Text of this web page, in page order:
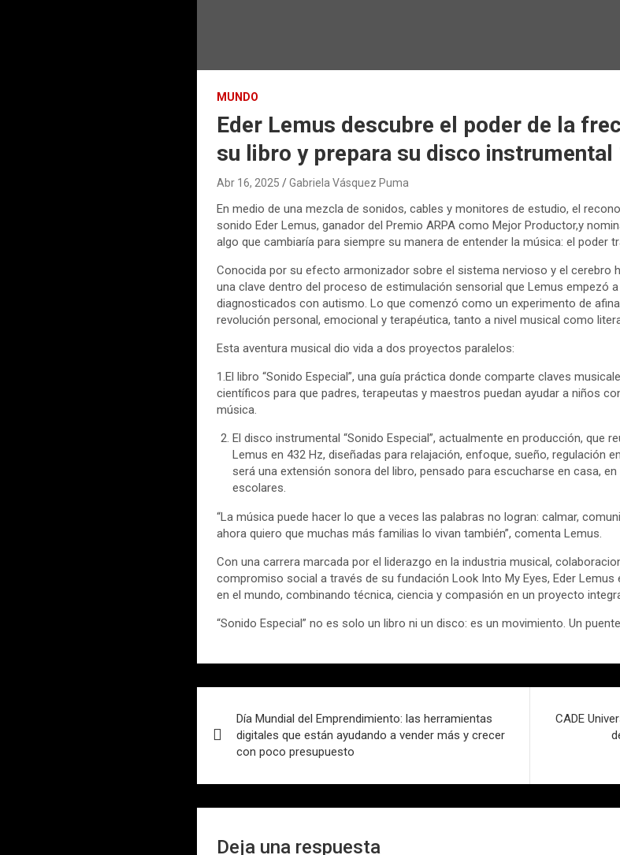
MUNDO
Eder Lemus descubre el poder de la
su libro y prepara su disco instrumental
Abr 16, 2025 Gabriela Vásquez Puma
En medio de una mezcla de sonidos, cables y monitores de estudio, el
sonido Eder Lemus, ganador del Premio ARPA como Mejor Productor,y
algo que cambiaría para siempre su manera de entender la música: el poder
Conocida por su efecto armonizador sobre el sistema nervioso y el cerebro
una clave dentro del proceso de estimulación sensorial que Lemus empezó
diagnosticados con autismo. Lo que comenzó como un experimento de
revolución personal, emocional y terapéutica, tanto a nivel musical como
Esta aventura musical dio vida a dos proyectos paralelos:
1.El libro “Sonido Especial”, una guía práctica donde comparte claves
científicos para que padres, terapeutas y maestros puedan ayudar a niños
música.
El disco instrumental “Sonido Especial”, actualmente en producción, que
Lemus en 432 Hz, diseñadas para relajación, enfoque, sueño, regulación
será una extensión sonora del libro, pensado para escucharse en casa,
escolares.
“La música puede hacer lo que a veces las palabras no logran: calmar,
ahora quiero que muchas más familias lo vivan también”, comenta Lemus.
Con una carrera marcada por el liderazgo en la industria musical,
compromiso social a través de su fundación Look Into My Eyes, Eder Lemus
en el mundo, combinando técnica, ciencia y compasión en un proyecto
“Sonido Especial” no es solo un libro ni un disco: es un movimiento. Un
de
entradas
Día Mundial del Emprendimiento: las herramientas
digitales que están ayudando a vender más y crecer
con poco presupuesto
CADE
Deja una respuesta